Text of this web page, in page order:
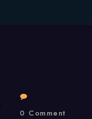
0 Comment